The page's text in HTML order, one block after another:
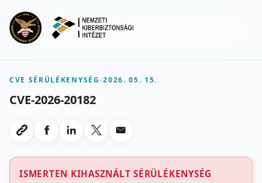
CVE SÉRÜLÉKENYSÉG-2026. 05. 15.
CVE-2026-20182
Link masolasa
Megosztas Facebookon
Megosztas LinkedInen
Megosztas X-en
Megosztas emailben
ISMERTEN KIHASZNÁLT SÉRÜLÉKENYSÉG